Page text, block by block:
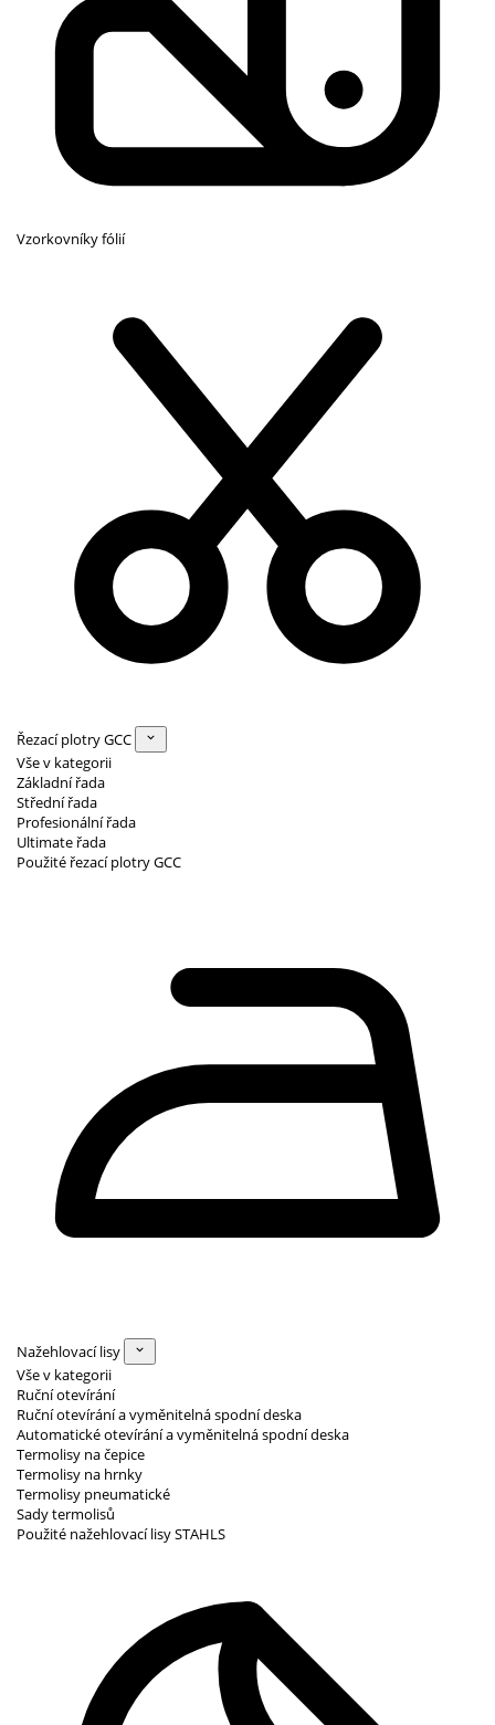
Vzorkovníky fólií
Řezací plotry GCC
Vše v kategorii
Základní řada
Střední řada
Profesionální řada
Ultimate řada
Použité řezací plotry GCC
Nažehlovací lisy
Vše v kategorii
Ruční otevírání
Ruční otevírání a vyměnitelná spodní deska
Automatické otevírání a vyměnitelná spodní deska
Termolisy na čepice
Termolisy na hrnky
Termolisy pneumatické
Sady termolisů
Použité nažehlovací lisy STAHLS